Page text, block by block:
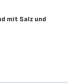
mit Salz und